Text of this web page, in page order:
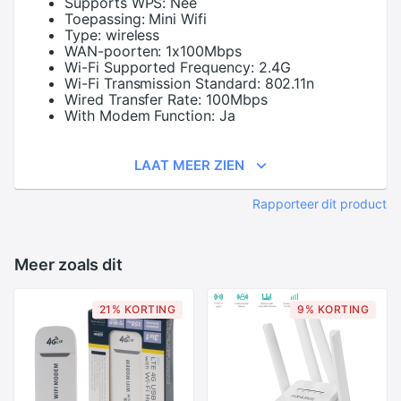
Toepassing: Mini Wifi
Type: wireless
WAN-poorten: 1x100Mbps
Wi-Fi Supported Frequency: 2.4G
Wi-Fi Transmission Standard: 802.11n
Wired Transfer Rate: 100Mbps
With Modem Function: Ja
LAAT MEER ZIEN
Rapporteer dit product
Meer zoals dit
21% KORTING 9% KORTING